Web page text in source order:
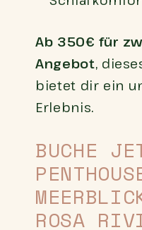
Ab 350€ für
Angebot,
bietet dir ein
Erlebnis.
BUCHE
ROSA